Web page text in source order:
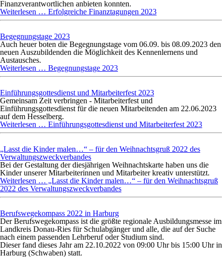
Finanzverantwortlichen anbieten konnten.
Weiterlesen … Erfolgreiche Finanztagungen 2023
Begegnungstage 2023
Auch heuer boten die Begegnungstage vom 06.09. bis 08.09.2023 den
neuen Auszubildenden die Möglichkeit des Kennenlernens und
Austausches.
Weiterlesen … Begegnungstage 2023
Einführungsgottesdienst und Mitarbeiterfest 2023
Gemeinsam Zeit verbringen - Mitarbeiterfest und
Einführungsgottesdienst für die neuen Mitarbeitenden am 22.06.2023
auf dem Hesselberg.
Weiterlesen … Einführungsgottesdienst und Mitarbeiterfest 2023
„Lasst die Kinder malen…“ – für den Weihnachtsgruß 2022 des
Verwaltungszweckverbandes
Bei der Gestaltung der diesjährigen Weihnachtskarte haben uns die
Kinder unserer Mitarbeiterinnen und Mitarbeiter kreativ unterstützt.
Weiterlesen … „Lasst die Kinder malen…“ – für den Weihnachtsgruß
2022 des Verwaltungszweckverbandes
Berufswegekompass 2022 in Harburg
Der Berufswegekompass ist die größte regionale Ausbildungsmesse im
Landkreis Donau-Ries für Schulabgänger und alle, die auf der Suche
nach einem passenden Lehrberuf oder Studium sind.
Dieser fand dieses Jahr am 22.10.2022 von 09:00 Uhr bis 15:00 Uhr in
Harburg (Schwaben) statt.